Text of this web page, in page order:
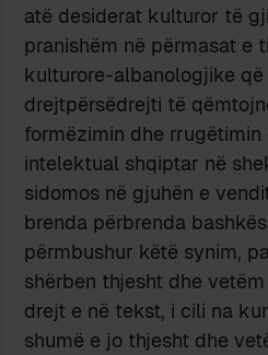
atë desiderat kulturor të
prani­shëm në përmasat e
kulturore-albanologjike
drejtpërsëdrejti të
formëzimin dhe
intelektual shqiptar në
sidomos në gjuhën e
brenda përbrenda
përmbushur këtë synim,
shërben thjesht dhe
drejt e në tekst, i cili na
shumë e jo thjesht dhe